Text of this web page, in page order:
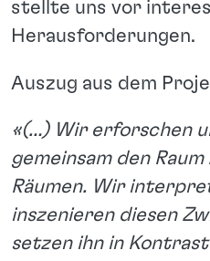
stellte uns vor
Herausforderungen.
Auszug aus dem
«(…) Wir erforschen
gemeinsam den
Räumen. Wir
inszenieren diesen
setzen ihn in